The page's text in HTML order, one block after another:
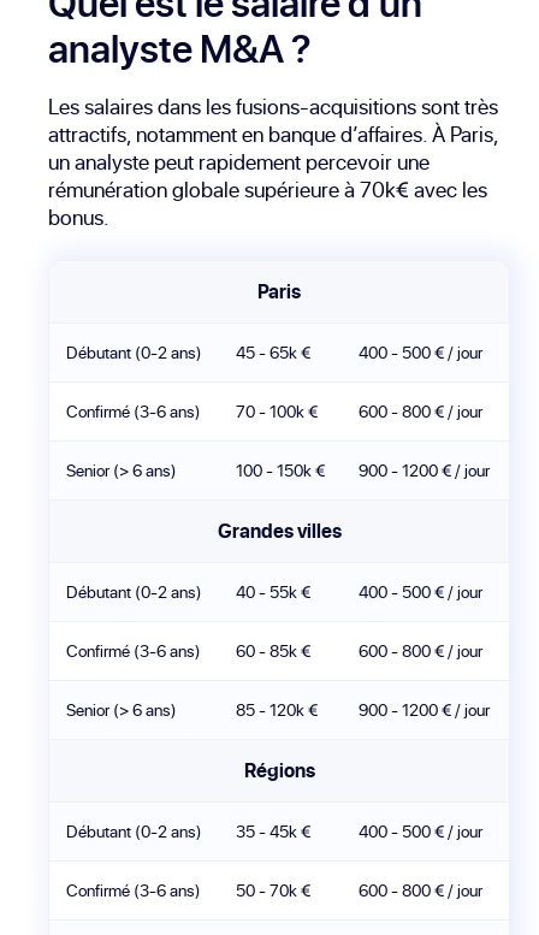
analyste M&A ?
Les salaires dans les fusions-acquisitions sont très
attractifs, notamment en banque d’affaires. À Paris,
un analyste peut rapidement percevoir une
rémunération globale supérieure à 70k€ avec les
bonus.
Paris
Débutant (0-2 ans) 45 - 65k € 400 - 500 € / jour
Confirmé (3-6 ans) 70 - 100k € 600 - 800 € / jour
Senior (> 6 ans) 100 - 150k € 900 - 1200 € / jour
Grandes villes
Débutant (0-2 ans) 40 - 55k € 400 - 500 € / jour
Confirmé (3-6 ans) 60 - 85k € 600 - 800 € / jour
Senior (> 6 ans) 85 - 120k € 900 - 1200 € / jour
Régions
Débutant (0-2 ans) 35 - 45k € 400 - 500 € / jour
Confirmé (3-6 ans) 50 - 70k € 600 - 800 € / jour